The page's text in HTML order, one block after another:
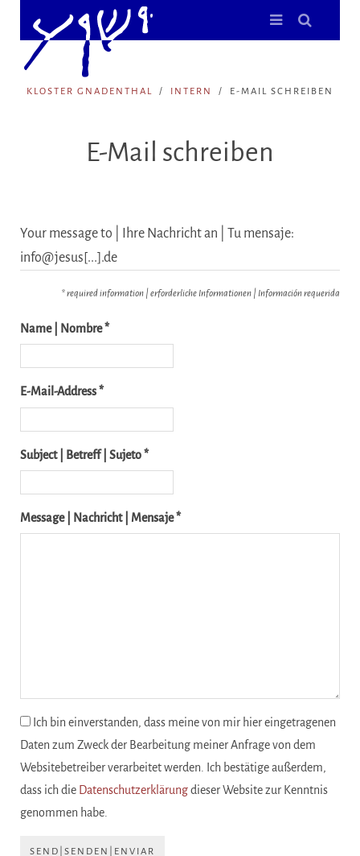
KLOSTER GNADENTHAL INTERN E-MAIL SCHREIBEN
E-Mail schreiben
Your message to | Ihre Nachricht an | Tu mensaje:
info@jesus[...].de
* required information | erforderliche Informationen | Información requerida
Name | Nombre *
E-Mail-Address *
Subject | Betreff | Sujeto *
Message | Nachricht | Mensaje *
Ich bin einverstanden, dass meine von mir hier eingetragenen
Daten zum Zweck der Bearbeitung meiner Anfrage von dem
Websitebetreiber verarbeitet werden. Ich bestätige außerdem,
dass ich die Datenschutzerklärungdieser Website zur Kenntnis
genommen habe.
SEND|SENDEN|ENVIAR